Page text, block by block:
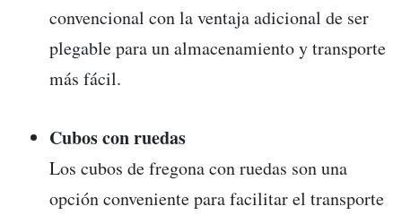
convencional con la ventaja adicional de ser
plegable para un almacenamiento y transporte
más fácil.
Cubos con ruedas
Los cubos de fregona con ruedas son una
opción conveniente para facilitar el transporte